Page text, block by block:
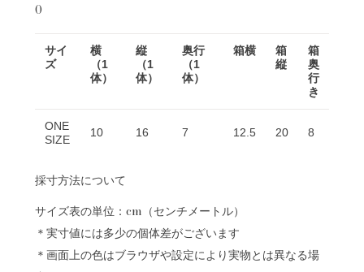
0
サイ
ズ
横
（1
体）
縦
（1
体）
奥行
（1
体）
箱横
箱
縦
箱
奥
行
き
ONE
SIZE
10 16 7 12.5 20 8
採寸方法について
サイズ表の単位：cm（センチメートル）
＊実寸値には多少の個体差がございます
＊画面上の色はブラウザや設定により実物とは異なる場